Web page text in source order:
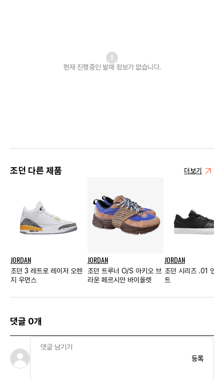
현재 진행중인 발매 정보가 없습니다.
조던 다른 제품 더보기
JORDAN
조던 3 레트로 레이저 오렌
지 우먼스
JORDAN
조던 트루너 O/S 아키오 브
라운 페르시안 바이올렛
JORDAN
조던 시리즈 .01 앤트
트
댓글 0개
등록